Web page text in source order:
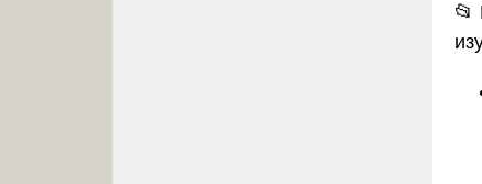
📂